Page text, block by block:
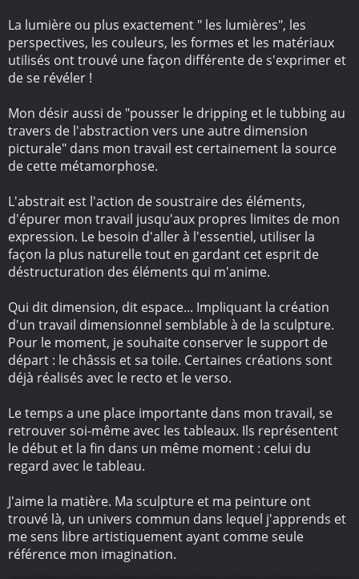
La lumière ou plus exactement " les lumières", les
perspectives, les couleurs, les formes et les matériaux
utilisés ont trouvé une façon différente de s'exprimer et
de se révéler !
Mon désir aussi de "pousser le dripping et le tubbing au
travers de l'abstraction vers une autre dimension
picturale" dans mon travail est certainement la source
de cette métamorphose.
L'abstrait est l'action de soustraire des éléments,
d'épurer mon travail jusqu'aux propres limites de mon
expression. Le besoin d'aller à l'essentiel, utiliser la
façon la plus naturelle tout en gardant cet esprit de
déstructuration des éléments qui m'anime.
Qui dit dimension, dit espace... Impliquant la création
d'un travail dimensionnel semblable à de la sculpture.
Pour le moment, je souhaite conserver le support de
départ : le châssis et sa toile. Certaines créations sont
déjà réalisés avec le recto et le verso.
Le temps a une place importante dans mon travail, se
retrouver soi-même avec les tableaux. Ils représentent
le début et la fin dans un même moment : celui du
regard avec le tableau.
J'aime la matière. Ma sculpture et ma peinture ont
trouvé là, un univers commun dans lequel j'apprends et
me sens libre artistiquement ayant comme seule
référence mon imagination.